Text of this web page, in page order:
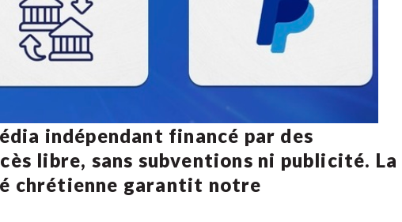
indépendant financé par des
libre, sans subventions ni publicité. La
chrétienne garantit notre